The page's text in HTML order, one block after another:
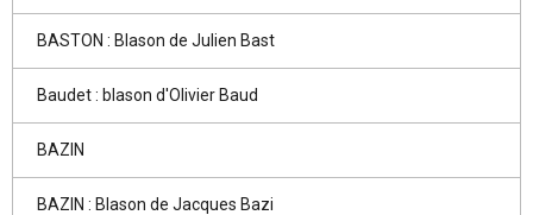
BASTON : Blason de Julien Bast
Baudet : blason d'Olivier Baud
BAZIN
BAZIN : Blason de Jacques Bazi